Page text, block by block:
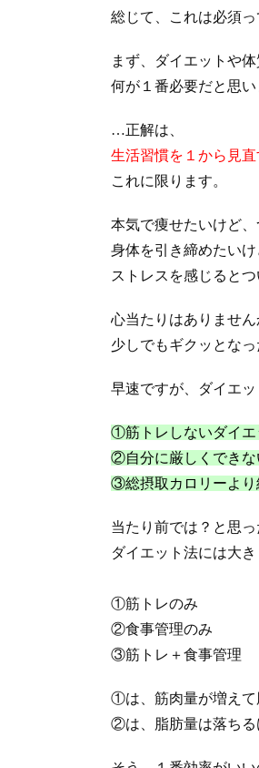
総じて、これは必須
まず、ダイエットや
何が１番必要だと思い
…正解は、
生活習慣を１から見直
これに限ります。
本気で痩せたいけど
身体を引き締めたい
ストレスを感じると
心当たりはありません
少しでもギクッとな
早速ですが、ダイエ
①筋トレしないダイエ
②自分に厳しくできな
③総摂取カロリーより
当たり前では？と思っ
ダイエット法には大
①筋トレのみ
②食事管理のみ
③筋トレ＋食事管理
①は、筋肉量が増えて
②は、脂肪量は落ちる